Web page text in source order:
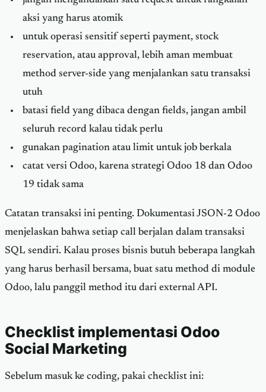
aksi yang harus atomik
untuk operasi sensitif seperti payment, stock
reservation, atau approval, lebih aman membuat
method server-side yang menjalankan satu transaksi
utuh
batasi field yang dibaca dengan fields, jangan ambil
seluruh record kalau tidak perlu
gunakan pagination atau limit untuk job berkala
catat versi Odoo, karena strategi Odoo 18 dan Odoo
19 tidak sama
Catatan transaksi ini penting. Dokumentasi JSON-2 Odoo
menjelaskan bahwa setiap call berjalan dalam transaksi
SQL sendiri. Kalau proses bisnis butuh beberapa langkah
yang harus berhasil bersama, buat satu method di module
Odoo, lalu panggil method itu dari external API.
Checklist implementasi Odoo
Social Marketing
Sebelum masuk ke coding, pakai checklist ini: